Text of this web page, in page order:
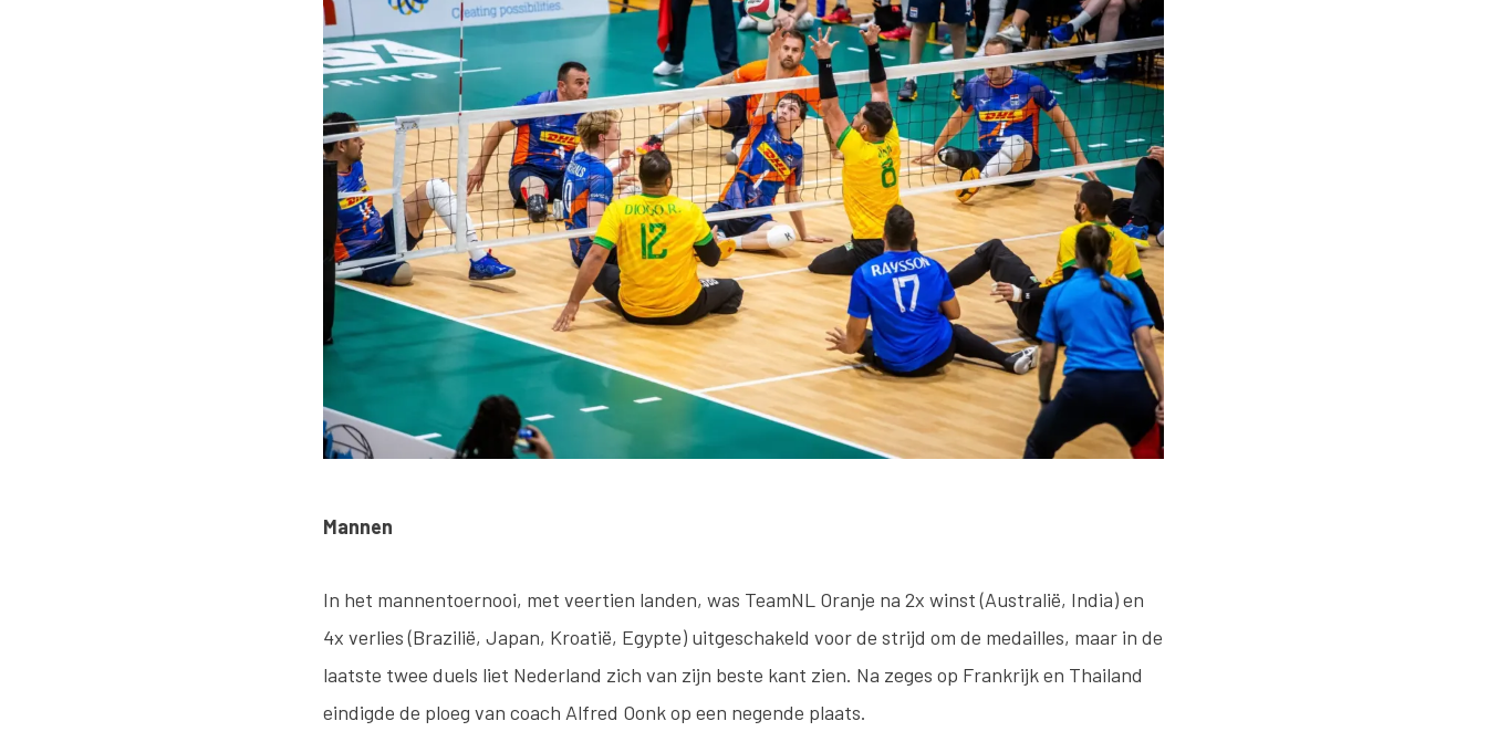
Mannen
In het mannentoernooi, met veertien landen, was TeamNL Oranje na 2x winst (Australië, India) en
4x verlies (Brazilië, Japan, Kroatië, Egypte) uitgeschakeld voor de strijd om de medailles, maar in de
laatste twee duels liet Nederland zich van zijn beste kant zien. Na zeges op Frankrijk en Thailand
eindigde de ploeg van coach Alfred Oonk op een negende plaats.